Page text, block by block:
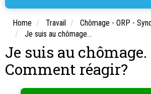
Home Travail
Chômage - ORP -
Je suis au chômage...
Je suis au chômage.
Comment réagir?